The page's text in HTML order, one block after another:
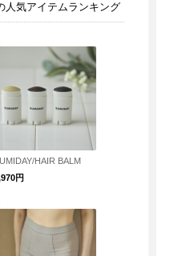
人気アイテムランキング
HAIR BALM
円